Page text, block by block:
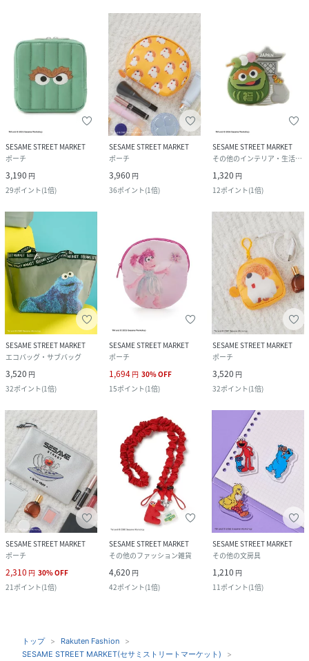
SESAME STREET MARKET
ポーチ
3,190 円
29ポイント(1倍)
SESAME STREET MARKET
ポーチ
3,960 円
36ポイント(1倍)
SESAME STREET MARKET
その他のインテリア・生活雑貨
1,320 円
12ポイント(1倍)
SESAME STREET MARKET
エコバッグ・サブバッグ
3,520 円
32ポイント(1倍)
SESAME STREET MARKET
ポーチ
1,694 円 30%OFF
15ポイント(1倍)
SESAME STREET MARKET
ポーチ
3,520 円
32ポイント(1倍)
SESAME STREET MARKET
ポーチ
2,310 円 30%OFF
21 ポイント(1倍)
SESAME STREET MARKET
その他のファッション雑貨
4,620 円
42ポイント(1倍)
SESAME STREET MARKET
その他の文房具
1,210 円
11 ポイント(1倍)
トップ
Rakuten Fashion
SESAME STREET MARKET(セサミストリートマーケット)